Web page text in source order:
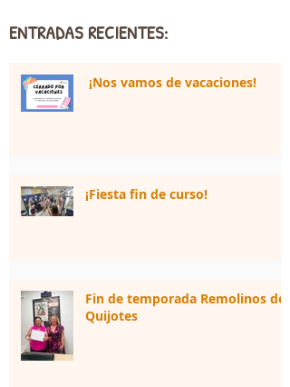
ENTRADAS RECIENTES:
¡Nos vamos de vacaciones!
¡Fiesta fin de curso!
Fin de temporada Remolinos de
Quijotes